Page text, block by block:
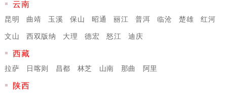
云南
昆明 曲靖 玉溪 保山 昭通 丽江 普洱 临沧 楚雄
红河
文山
西双版纳 大理 德宏 怒江 迪庆
西藏
拉萨 日喀则 昌都 林芝 山南 那曲 阿里
陕西